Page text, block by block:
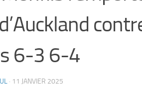
6-3 6-4
· 11 JANVIER 2025